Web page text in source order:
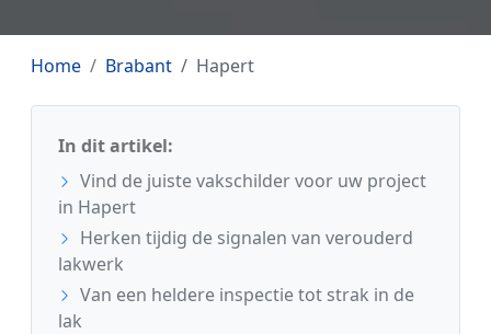
Home Brabant Hapert
In dit artikel:
Vind de juiste vakschilder voor uw project
in Hapert
Herken tijdig de signalen van verouderd
lakwerk
Van een heldere inspectie tot strak in de
lak